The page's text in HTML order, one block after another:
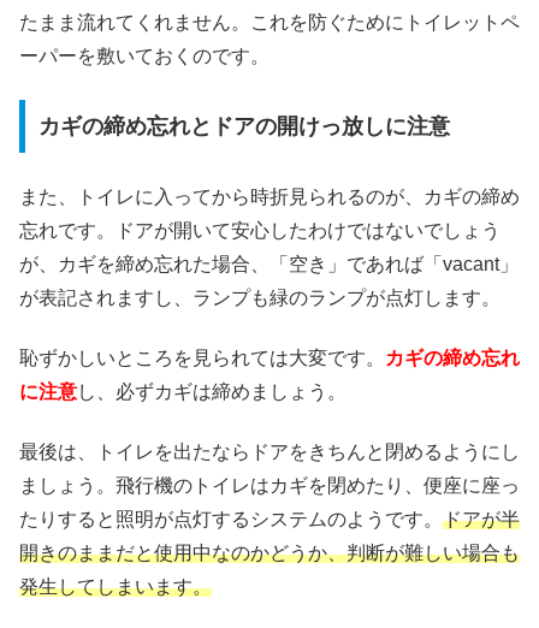
たまま流れてくれません。これを防ぐためにトイレットペ
ーパーを敷いておくのです。
カギの締め忘れとドアの開けっ放しに注意
また、トイレに入ってから時折見られるのが、カギの締め
忘れです。ドアが開いて安心したわけではないでしょう
が、カギを締め忘れた場合、「空き」であれば「vacant」
が表記されますし、ランプも緑のランプが点灯します。
恥ずかしいところを見られては大変です。
カギの締め忘れ
に注意し、必ずカギは締めましょう。
最後は、トイレを出たならドアをきちんと閉めるようにし
ましょう。飛行機のトイレはカギを閉めたり、便座に座っ
たりすると照明が点灯するシステムのようです。 ドアが半
開きのままだと使用中なのかどうか、判断が難しい場合も
発生してしまいます。